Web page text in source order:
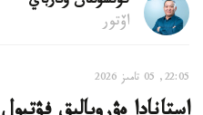
اۆتور
22:05, 05 تامىز 2026